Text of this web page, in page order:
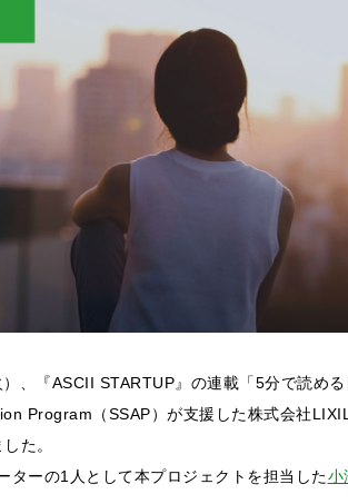
、『ASCII STARTUP』の連載「5分で読め
Program（SSAP）が支援した株式会社
た。
ターの1人として本プロジェクトを担当した小